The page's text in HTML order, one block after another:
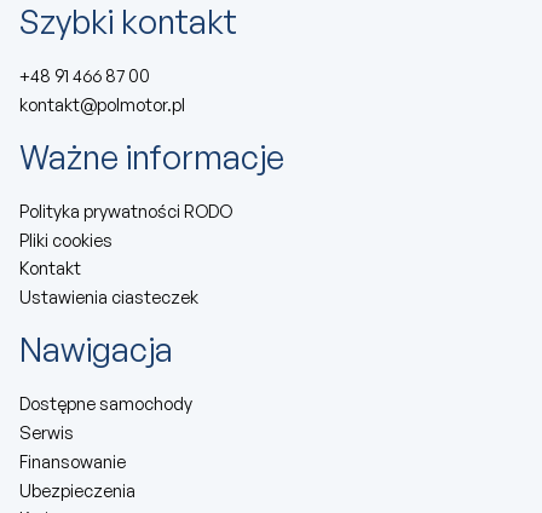
Szybki kontakt
+48 91 466 87 00
kontakt@polmotor.pl
Ważne informacje
Polityka prywatności RODO
Pliki cookies
Kontakt
Ustawienia ciasteczek
Nawigacja
Dostępne samochody
Serwis
Finansowanie
Ubezpieczenia